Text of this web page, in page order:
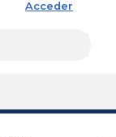
Acceder